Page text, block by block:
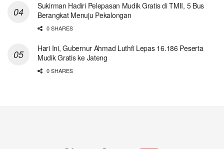
Sukirman Hadiri Pelepasan Mudik Gratis di TMII, 5 Bus
Berangkat Menuju Pekalongan
0 SHARES
Hari Ini, Gubernur Ahmad Luthfi Lepas 16.186 Peserta
Mudik Gratis ke Jateng
0 SHARES